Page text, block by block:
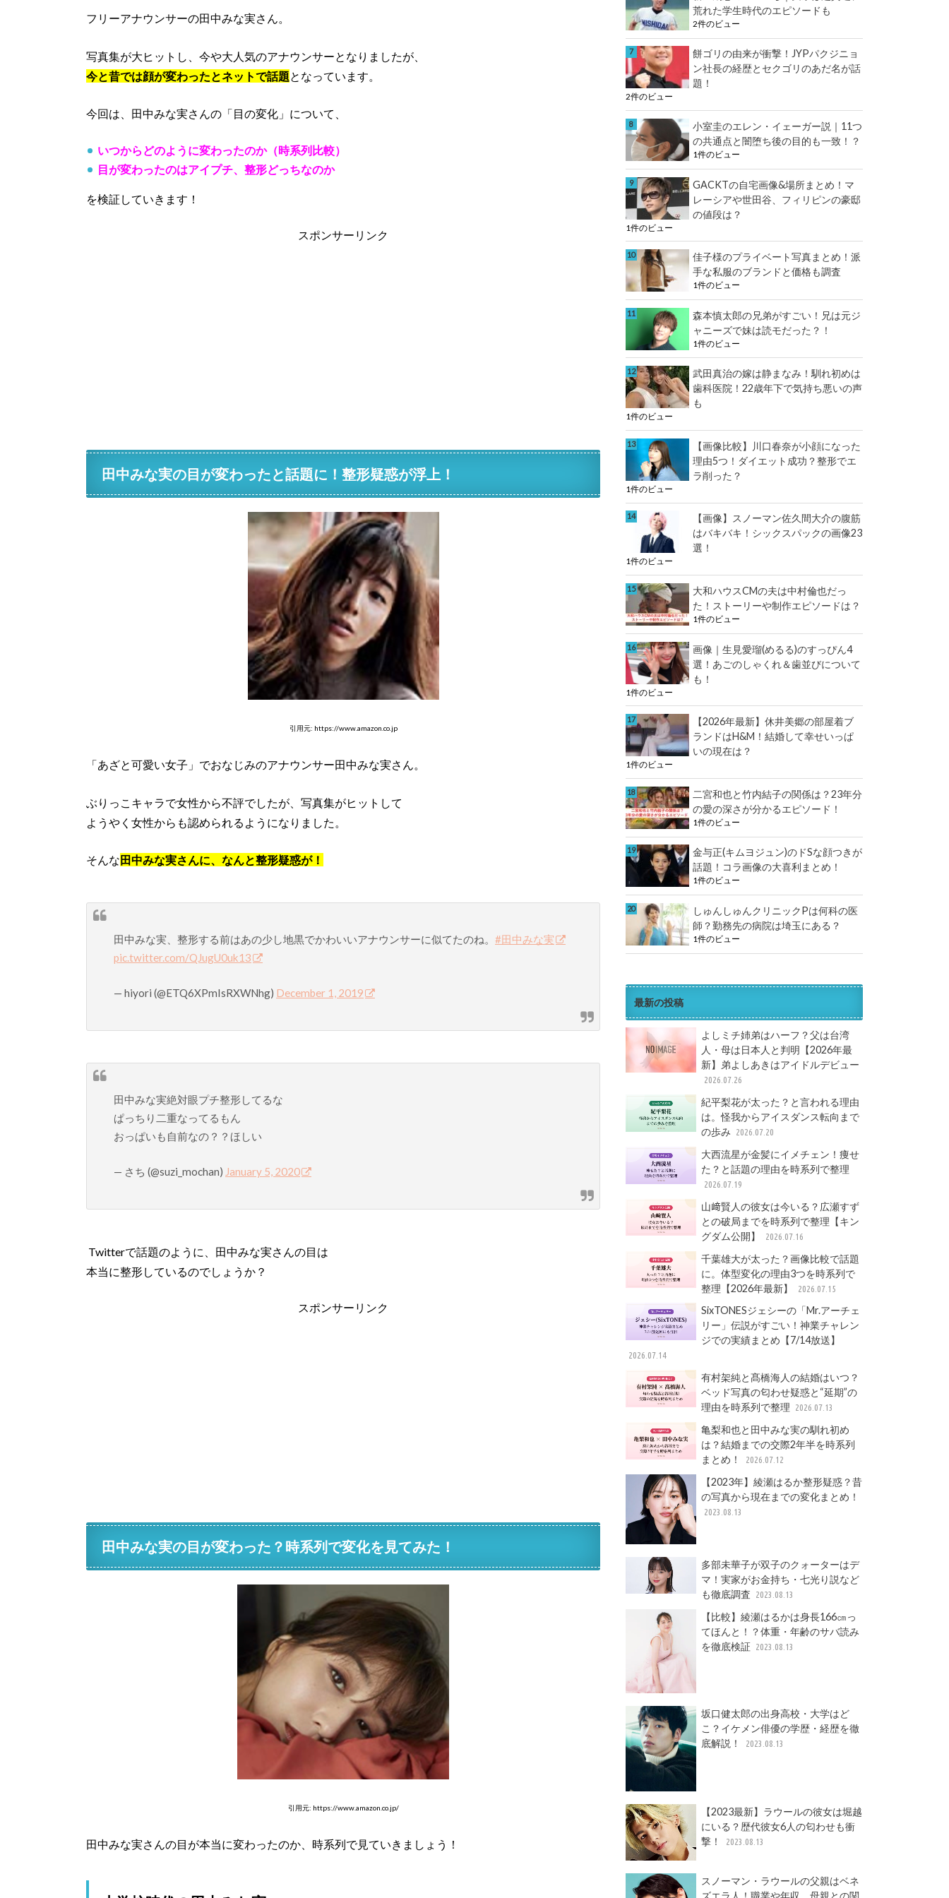
フリーアナウンサーの田中みな実さん。
写真集が大ヒットし、今や大人気のアナウンサーとなりましたが、
今と昔では顔が変わったとネットで話題 となっています。
今回は、田中みな実さんの「目の変化」について、
いつからどのように変わったのか（時系列比較）
目が変わったのはアイプチ、整形どっちなのか
を検証していきます！
スポンサーリンク
田中みな実の目が変わったと話題に！整形疑惑が浮上！
引用元: https://www.amazon.co.jp
「あざと可愛い女子」でおなじみのアナウンサー田中みな実さん。
ぶりっこキャラで女性から不評でしたが、写真集がヒットして
ようやく女性からも認められるようになりました。
そんな田中みな実さんに、なんと整形疑惑が！
田中みな実、整形する前はあの少し地黒でかわいいアナウンサーに似てたのね。 #田中みな実
pic.twitter.com/QJugU0uk13
— hiyori (@ETQ6XPmIsRXWNhg) December 1, 2019
田中みな実絶対眼プチ整形してるな
ぱっちり二重なってるもん
おっぱいも自前なの？？ほしい
— さち (@suzi_mochan) January 5, 2020
Twitterで話題のように、田中みな実さんの目は
本当に整形しているのでしょうか？
スポンサーリンク
田中みな実の目が変わった？時系列で変化を見てみた！
引用元: https://www.amazon.co.jp/
田中みな実さんの目が本当に変わったのか、時系列で見ていきましょう！
荒れた学生時代のエピソードも
2件のビュー
餅ゴリの由来が衝撃！JYPパクジニョ
ン社長の経歴とセクゴリのあだ名が話
題！
2件のビュー
小室圭のエレン・イェーガー説｜11つ
の共通点と闇堕ち後の目的も一致！？
1件のビュー
GACKTの自宅画像&場所まとめ！マ
レーシアや世田谷、フィリピンの豪邸
の値段は？
1件のビュー
佳子様のプライベート写真まとめ！派
手な私服のブランドと価格も調査
1件のビュー
森本慎太郎の兄弟がすごい！兄は元ジ
ャニーズで妹は読モだった？！
1件のビュー
武田真治の嫁は静まなみ！馴れ初めは
歯科医院！22歳年下で気持ち悪いの声
も
1件のビュー
【画像比較】川口春奈が小顔になった
理由5つ！ダイエット成功？整形でエ
ラ削った？
1件のビュー
【画像】スノーマン佐久間大介の腹筋
はバキバキ！シックスパックの画像23
選！
1件のビュー
大和ハウスCMの夫は中村倫也だっ
た！ストーリーや制作エピソードは？
1件のビュー
画像｜生見愛瑠(めるる)のすっぴん4
選！あごのしゃくれ＆歯並びについて
も！
1件のビュー
【2026年最新】休井美郷の部屋着ブ
ランドはH&M！結婚して幸せいっぱ
いの現在は？
1件のビュー
二宮和也と竹内結子の関係は？23年分
の愛の深さが分かるエピソード！
1件のビュー
金与正(キムヨジュン)のドSな顔つきが
話題！コラ画像の大喜利まとめ！
1件のビュー
しゅんしゅんクリニックPは何科の医
師？勤務先の病院は埼玉にある？
1件のビュー
最新の投稿
よしミチ姉弟はハーフ？父は台湾
人・母は日本人と判明【2026年最
新】弟よしあきはアイドルデビュー
2026.07.26
紀平梨花が太った？と言われる理由
は。怪我からアイスダンス転向まで
の歩み
2026.07.20
大西流星が金髪にイメチェン！痩せ
た？と話題の理由を時系列で整理
2026.07.19
山﨑賢人の彼女は今いる？広瀬すず
との破局までを時系列で整理【キン
グダム公開】
2026.07.16
千葉雄大が太った？画像比較で話題
に。体型変化の理由3つを時系列で
整理【2026年最新】
2026.07.15
SixTONESジェシーの「Mr.アーチェ
リー」伝説がすごい！神業チャレン
ジでの実績まとめ【7/14放送】
2026.07.14
有村架純と髙橋海人の結婚はいつ？
ベッド写真の匂わせ疑惑と“延期”の
理由を時系列で整理
2026.07.13
亀梨和也と田中みな実の馴れ初め
は？結婚までの交際2年半を時系列
まとめ！
2026.07.12
【2023年】綾瀬はるか整形疑惑？昔
の写真から現在までの変化まとめ！
2023.08.13
多部未華子が双子のクォーターはデ
マ！実家がお金持ち・七光り説など
も徹底調査
2023.08.13
【比較】綾瀬はるかは身長166㎝っ
てほんと！？体重・年齢のサバ読み
を徹底検証 2023.08.13
坂口健太郎の出身高校・大学はど
こ？イケメン俳優の学歴・経歴を徹
底解説！
2023.08.13
【2023最新】ラウールの彼女は堀越
にいる？歴代彼女6人の匂わせも衝
撃！
2023.08.13
スノーマン・ラウールの父親はベネ
ズエラ人！職業や年収、母親との関